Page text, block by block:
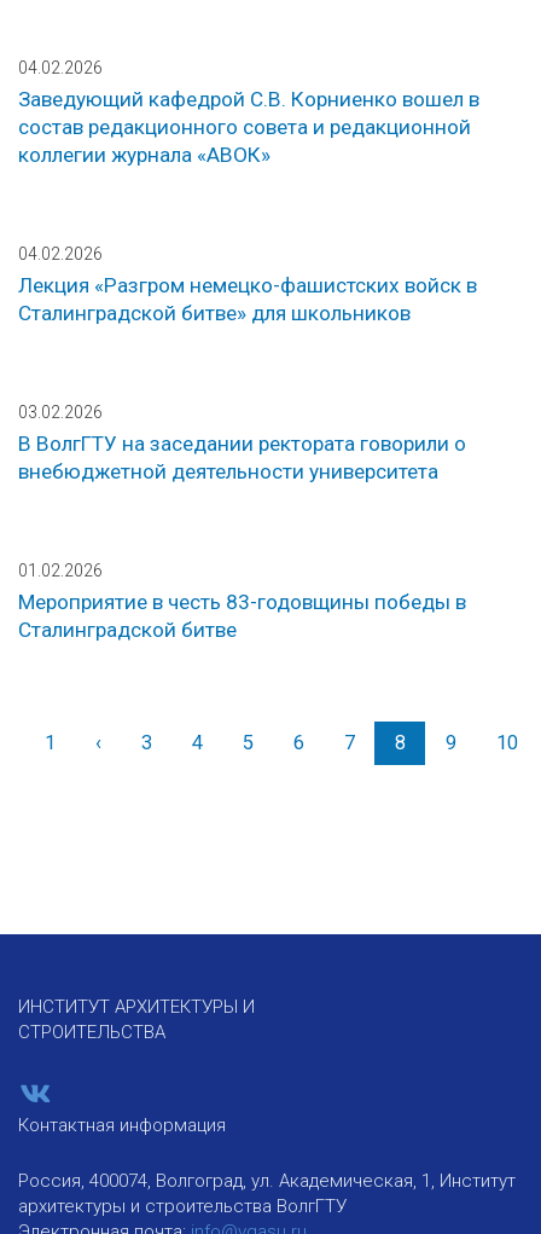
04.02.2026
Заведующий кафедрой С.В. Корниенко вошел в
состав редакционного совета и редакционной
коллегии журнала «АВОК»
04.02.2026
Лекция «Разгром немецко-фашистских войск в
Сталинградской битве» для школьников
03.02.2026
В ВолгГТУ на заседании ректората говорили о
внебюджетной деятельности университета
01.02.2026
Мероприятие в честь 83-годовщины победы в
Сталинградской битве
1 ‹Назад
3 4 5 6 7 8 9 10
ИНСТИТУТ АРХИТЕКТУРЫ И
СТРОИТЕЛЬСТВА
Контактная информация
Россия, 400074, Волгоград, ул. Академическая, 1, Институт
архитектуры и строительства ВолгГТУ